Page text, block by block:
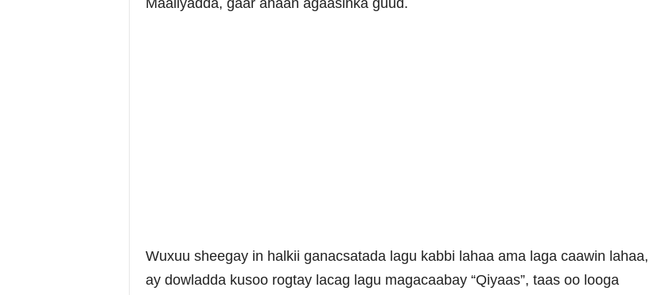
Maaliyadda, gaar ahaan agaasinka guud.
Wuxuu sheegay in halkii ganacsatada lagu kabbi lahaa ama laga caawin lahaa,
ay dowladda kusoo rogtay lacag lagu magacaabay “Qiyaas”, taas oo looga